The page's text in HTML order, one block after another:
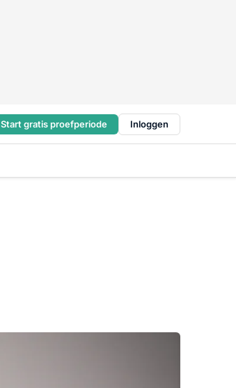
Start gratis proefperiode Inloggen